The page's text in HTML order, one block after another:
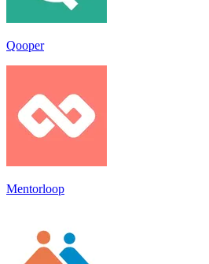
Qooper
Mentorloop